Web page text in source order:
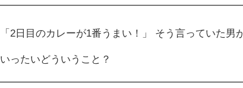
「2日目のカレーが1番うまい！」 そう言っていた男
いったいどういうこと？